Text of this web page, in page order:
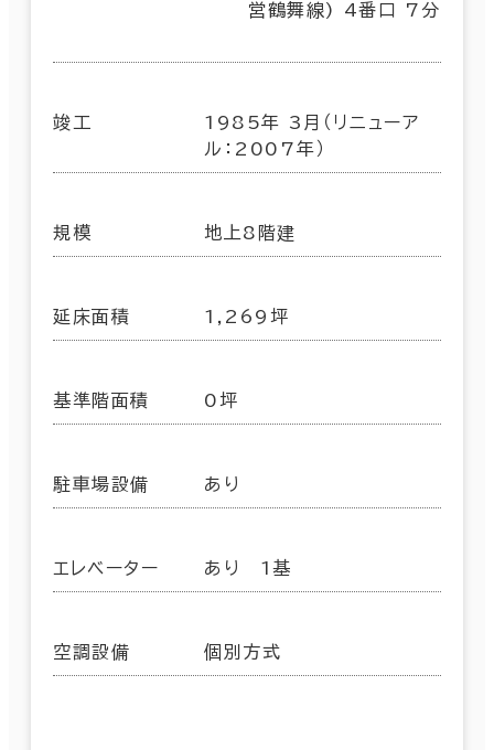
営鶴舞線) 4番口 7分
竣工
1985年 3月（リニューア
ル：2007年）
規模 地上8階建
延床面積 1,269坪
基準階面積 0坪
駐車場設備 あり
エレベーター あり 1基
空調設備 個別方式